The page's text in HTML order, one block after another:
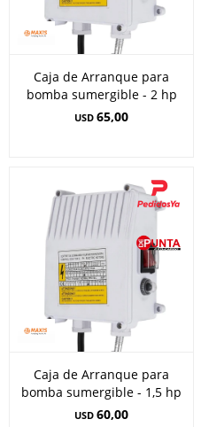
Caja de Arranque para
bomba sumergible - 2 hp
USD 65,00
Caja de Arranque para
bomba sumergible - 1,5 hp
USD 60,00